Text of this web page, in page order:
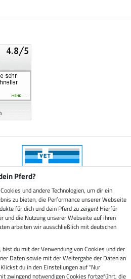
Rechnung Vorkasse
Pferd?
und andere Technologien, um dir ein
zu bieten, die Performance unserer Webseite
für dich und dein Pferd zu zeigen! Hierfür
und die Nutzung unserer Webseite auf ihren
arbeiten wir ausschließlich mit deutschen
du mit der Verwendung von Cookies und der
Daten sowie mit der Weitergabe der Daten an
du in den Einstellungen auf "Nur
zwingend notwendigen Cookies fortgeführt, die